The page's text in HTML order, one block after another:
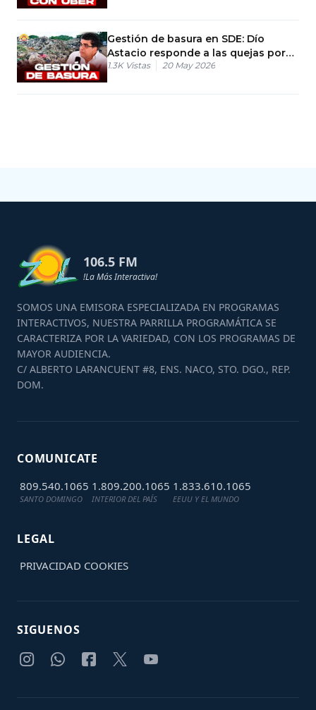
Gestión de basura en SDE: Dío
Astacio responde a las quejas por
vertederos
1.3K Vistas 20 May 2026
106.5 FM
!La Más Interactiva!
SOMOS UNA EMISORA ESPECIALIZADA EN PROGRAMAS
INTERACTIVOS, NUESTRA PARRILLA PROGRAMÁTICA SE
CARACTERIZA POR LA VARIEDAD, CON LOS PROGRAMAS DE
MAYOR AUDIENCIA.
C/ ALBERTO LARANCUENT #8, ENS. NACO, STO. DGO., REP.
DOM.
COMUNICATE
809.540.1065
SANTO DOMINGO
1.809.200.1065
INTERIOR DEL PAÍS
1.833.610.1065
EEUU Y EL MUNDO
LEGAL
PRIVACIDAD COOKIES
SIGUENOS